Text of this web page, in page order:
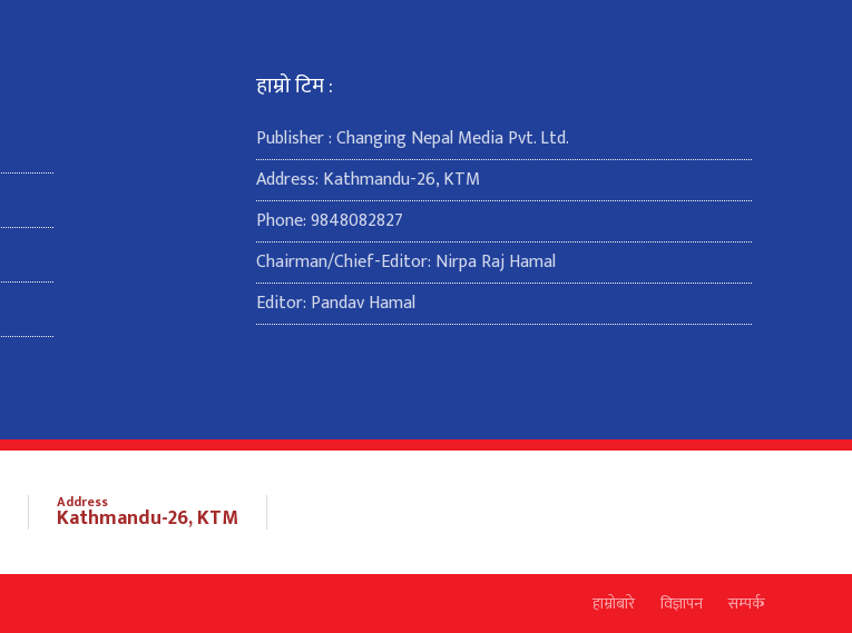
हाम्रो टिम :
Publisher : Changing Nepal Media Pvt. Ltd.
Address: Kathmandu-26, KTM
Phone: 9848082827
Chairman/Chief-Editor: Nirpa Raj Hamal
Editor: Pandav Hamal
Address
Kathmandu-26, KTM
हाम्रोबारे विज्ञापन सम्पर्क